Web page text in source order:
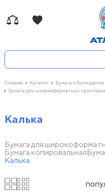
Главная Каталог Бумага и бумизделия
Бумага для широкоформатных принтеров
Калька
Бумага для
Бумага копировальная
Калька